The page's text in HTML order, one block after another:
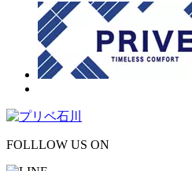
FOLLLOW US ON